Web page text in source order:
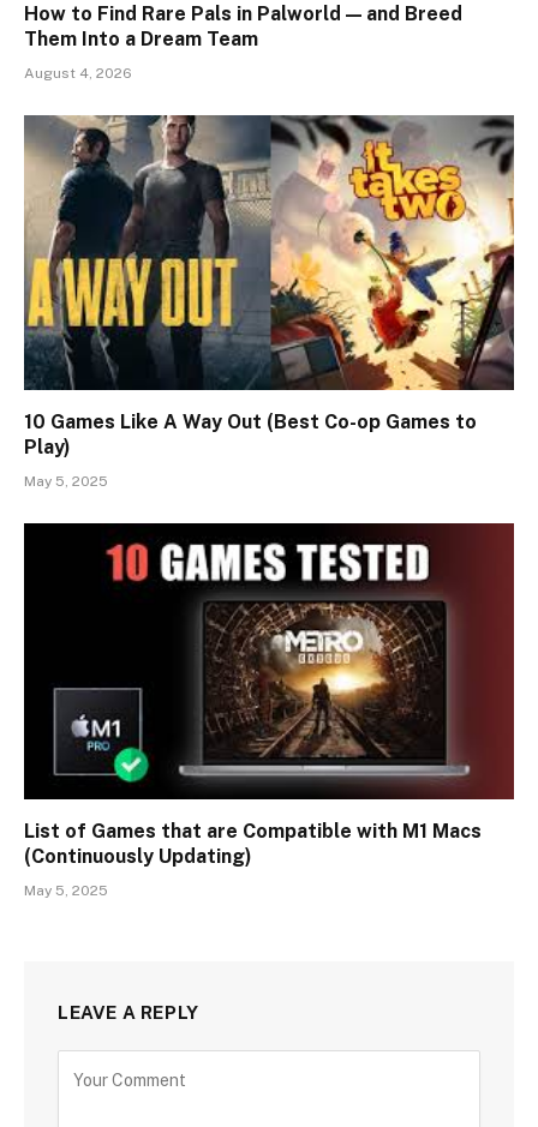
How to Find Rare Pals in Palworld — and Breed
Them Into a Dream Team
August 4, 2026
10 Games Like A Way Out (Best Co-op Games to
Play)
May 5, 2025
List of Games that are Compatible with M1 Macs
(Continuously Updating)
May 5, 2025
LEAVE A REPLY